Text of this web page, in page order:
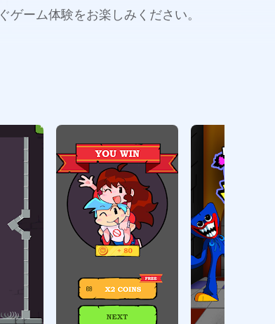
ーム体験をお楽しみください。